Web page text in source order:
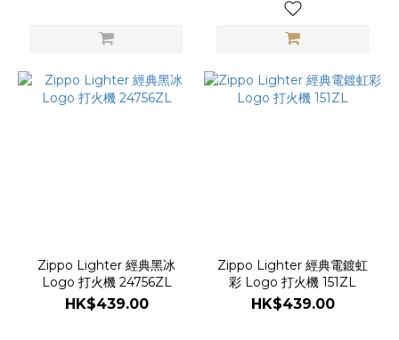
Zippo Lighter 經典黑冰
Logo 打火機 24756ZL
HK$439.00
Zippo Lighter 經典電鍍虹
彩 Logo 打火機 151ZL
HK$439.00